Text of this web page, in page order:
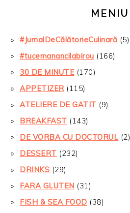
MENIU
#JurnalDeCălătorieCulinară (5)
#tucemanancilabirou (166)
30 DE MINUTE(170)
APPETIZER(115)
ATELIERE DE GATIT (9)
BREAKFAST (143)
DE VORBA CU DOCTORUL (2)
DESSERT (232)
DRINKS (29)
FARA GLUTEN (31)
FISH & SEA FOOD (38)